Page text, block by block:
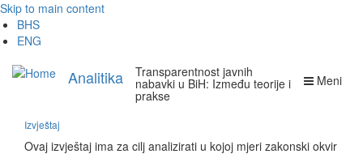
Skip to main content
BHS
ENG
Analitika Meni
Transparentnost javnih
nabavki u BiH: Između teorije i
prakse
Izvještaj
Ovaj izvještaj ima za cilj analizirati u kojoj mjeri zakonski okvir